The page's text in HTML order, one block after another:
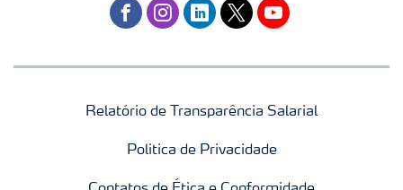
facebookinstagram
linkedintwitteryoutube
Relatório de Transparência Salarial
Politica de Privacidade